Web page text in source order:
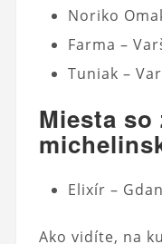
Noriko
Farma –
Tuniak –
Miesta so
Elixír –
Ako vidíte, na